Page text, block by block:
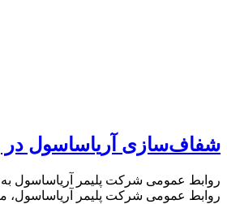
شفاف‌سازی آریاساسول در
روابط عمومی شرکت پلیمر آریاساسول
روابط عمومی شرکت پلیمر آریاساسول،